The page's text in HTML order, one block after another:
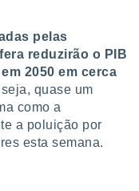
pelas
reduzirão o PIB
2050 em cerca
quase um
como a
a poluição por
esta semana.